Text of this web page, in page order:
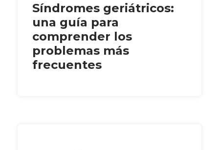
Síndromes geriátricos:
una guía para
comprender los
problemas más
frecuentes